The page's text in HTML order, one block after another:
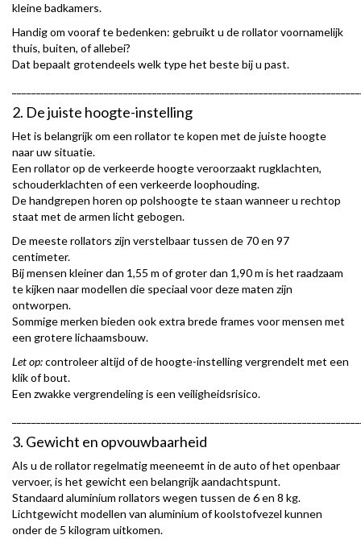
kleine badkamers.
Handig om vooraf te bedenken: gebruikt u de rollator voornamelijk
thuis, buiten, of allebei?
Dat bepaalt grotendeels welk type het beste bij u past.
2. De juiste hoogte-instelling
Het is belangrijk om een rollator te kopen met de juiste hoogte
naar uw situatie.
Een rollator op de verkeerde hoogte veroorzaakt rugklachten,
schouderklachten of een verkeerde loophouding.
De handgrepen horen op polshoogte te staan wanneer u rechtop
staat met de armen licht gebogen.
De meeste rollators zijn verstelbaar tussen de 70 en 97
centimeter.
Bij mensen kleiner dan 1,55 m of groter dan 1,90 m is het raadzaam
te kijken naar modellen die speciaal voor deze maten zijn
ontworpen.
Sommige merken bieden ook extra brede frames voor mensen met
een grotere lichaamsbouw.
Let op:controleer altijd of de hoogte-instelling vergrendelt met een
klik of bout.
Een zwakke vergrendeling is een veiligheidsrisico.
3. Gewicht en opvouwbaarheid
Als u de rollator regelmatig meeneemt in de auto of het openbaar
vervoer, is het gewicht een belangrijk aandachtspunt.
Standaard aluminium rollators wegen tussen de 6 en 8 kg.
Lichtgewicht modellen van aluminium of koolstofvezel kunnen
onder de 5 kilogram uitkomen.